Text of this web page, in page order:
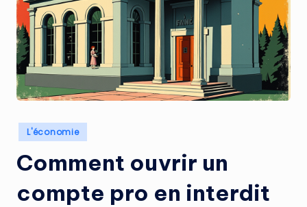
Posted
in
L'économie
Comment ouvrir un
compte pro en interdit